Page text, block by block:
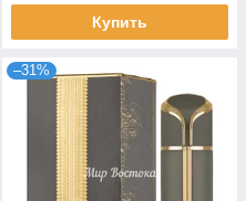
Купить
–31%